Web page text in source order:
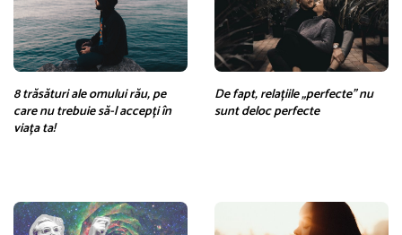
8 trăsături ale omului rău, pe
care nu trebuie să-l accepți în
viața ta!
De fapt, relațiile „perfecte” nu
sunt deloc perfecte